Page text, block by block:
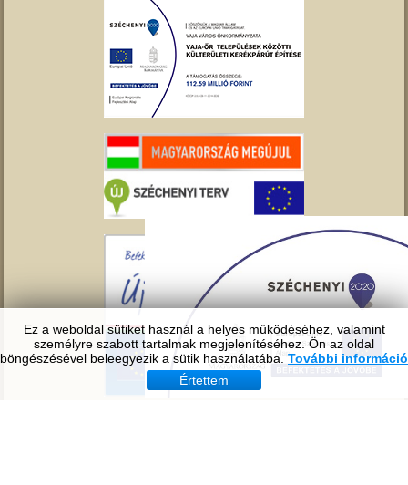
Ez a weboldal sütiket használ a helyes működéséhez, valamint
személyre szabott tartalmak megjelenítéséhez. Ön az oldal
böngészésével beleegyezik a sütik használatába. További információ
Értettem